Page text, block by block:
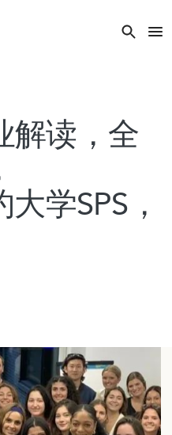
搜索
解读，全
学SPS，